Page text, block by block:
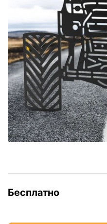
Бесплатно